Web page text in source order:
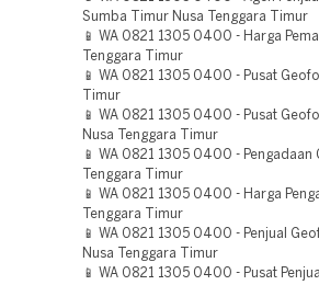
Sumba Timur Nusa Tenggara Timur
📱 WA 0821 1305 0400 - Harga
Tenggara Timur
📱 WA 0821 1305 0400 - Pusat
Timur
📱 WA 0821 1305 0400 - Pusat
Nusa Tenggara Timur
📱 WA 0821 1305 0400 -
Tenggara Timur
📱 WA 0821 1305 0400 - Harga
Tenggara Timur
📱 WA 0821 1305 0400 - Penjual
Nusa Tenggara Timur
📱 WA 0821 1305 0400 - Pusat